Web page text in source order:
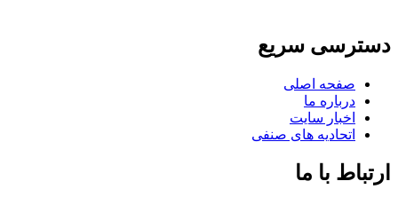
دسترسی سریع
صفحه اصلی
درباره ما
اخبار سایت
اتحادیه های صنفی
ارتباط با ما